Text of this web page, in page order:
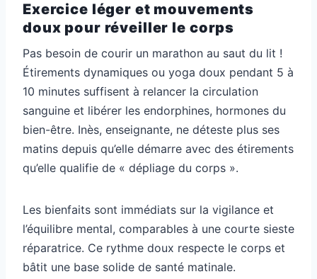
Exercice léger et mouvements
doux pour réveiller le corps
Pas besoin de courir un marathon au saut du lit !
Étirements dynamiques ou yoga doux pendant 5 à
10 minutes suffisent à relancer la circulation
sanguine et libérer les endorphines, hormones du
bien-être. Inès, enseignante, ne déteste plus ses
matins depuis qu’elle démarre avec des étirements
qu’elle qualifie de « dépliage du corps ».
Les bienfaits sont immédiats sur la vigilance et
l’équilibre mental, comparables à une courte sieste
réparatrice. Ce rythme doux respecte le corps et
bâtit une base solide de santé matinale.